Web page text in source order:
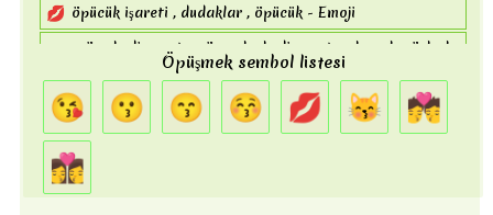
🐣 tarama , yumurtadan çıkan civciv , civciv , kuş , bebeğim
- Emoji
kuş , civciv , civciv , bebeğim - Emoji
🐥
öne bakan civciv , öne bakan civciv , civciv , bebeğim ,
yumurtadan çıkmış civciv , kuş - Emoji
🐦 kuş - Emoji
🐧 kuş , penguen - Emoji
💋 öpücük işareti , dudaklar , öpücük - Emoji
göz , kedi suratını öpmek , kedi suratını kapalı gözlerle
öpmek , kedi , yüz , öpücük , kedi öpmek - Emoji
💏 öpüşme - Emoji
👩‍❤️‍💋‍👩 öpüşen kadın - Emoji
Öpüşmek sembol listesi
😘 😗 😙 😚 💋 😽
💏
👩‍❤️‍💋‍👩